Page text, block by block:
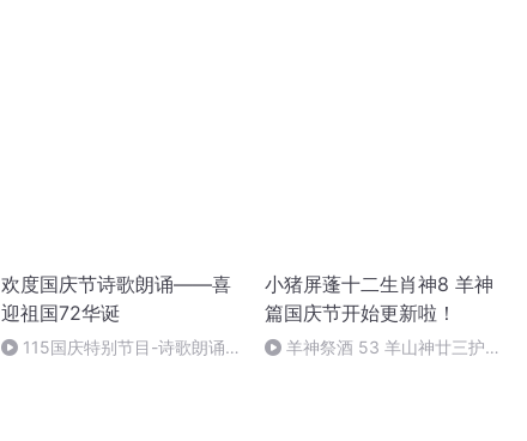
欢度国庆节诗歌朗诵——喜
迎祖国72华诞
115国庆特别节目-诗歌朗诵-
小猪屏蓬十二生肖神8 羊神
篇国庆节开始更新啦！
羊神祭酒 53 羊山神廿三护祭